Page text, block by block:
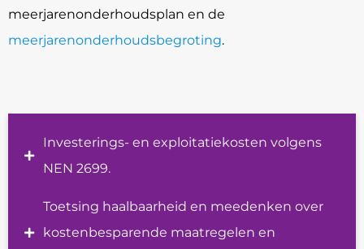
meerjarenonderhoudsplan en de
meerjarenonderhoudsbegroting.
Investerings- en exploitatiekosten volgens
NEN 2699.
Toetsing haalbaarheid en meedenken over
kostenbesparende maatregelen en